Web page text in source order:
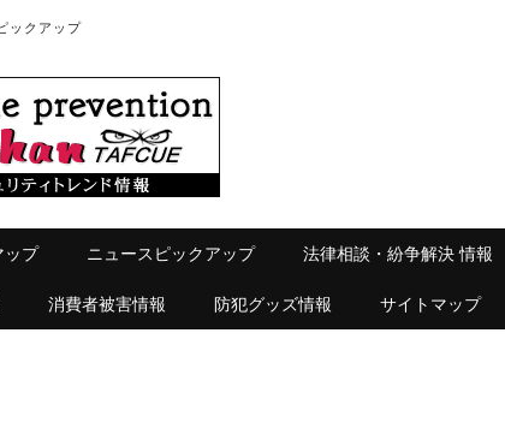
ックアップ
ニュー
ップ ニュースピックアップ 法律相談・紛争解決 情報
消費者被害情報 防犯グッズ情報 サイトマップ